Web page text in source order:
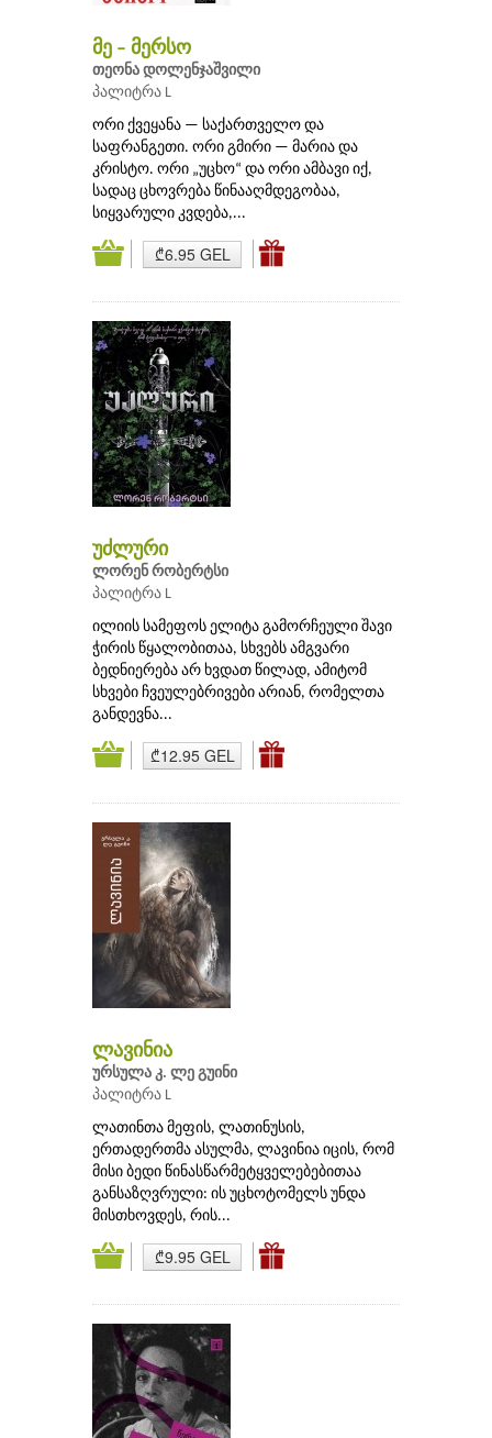
მე – მერსო
თეონა დოლენჯაშვილი
პალიტრა L
ორი ქვეყანა — საქართველო და
საფრანგეთი. ორი გმირი — მარია და
კრისტო. ორი „უცხო“ და ორი ამბავი იქ,
სადაც ცხოვრება წინააღმდეგობაა,
სიყვარული კვდება,...
₾6.95 GEL
უძლური
ლორენ რობერტსი
პალიტრა L
ილიის სამეფოს ელიტა გამორჩეული შავი
ჭირის წყალობითაა, სხვებს ამგვარი
ბედნიერება არ ხვდათ წილად, ამიტომ
სხვები ჩვეულებრივები არიან, რომელთა
განდევნა...
₾12.95 GEL
ლავინია
ურსულა კ. ლე გუინი
პალიტრა L
ლათინთა მეფის, ლათინუსის,
ერთადერთმა ასულმა, ლავინია იცის, რომ
მისი ბედი წინასწარმეტყველებებითაა
განსაზღვრული: ის უცხოტომელს უნდა
მისთხოვდეს, რის...
₾9.95 GEL